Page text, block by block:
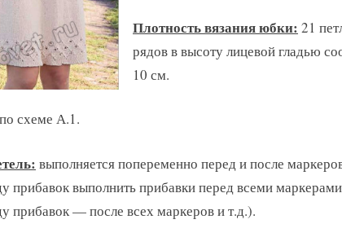
Плотность вязания юбки: 21
рядов в высоту лицевой гладью
10 см.
схеме А.1.
выполняется попеременно перед и после
прибавок выполнить прибавки перед всеми
прибавок — после всех маркеров и т.д.).